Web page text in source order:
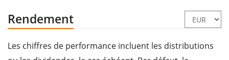
Rendement
Les chiffres de performance incluent les distributions